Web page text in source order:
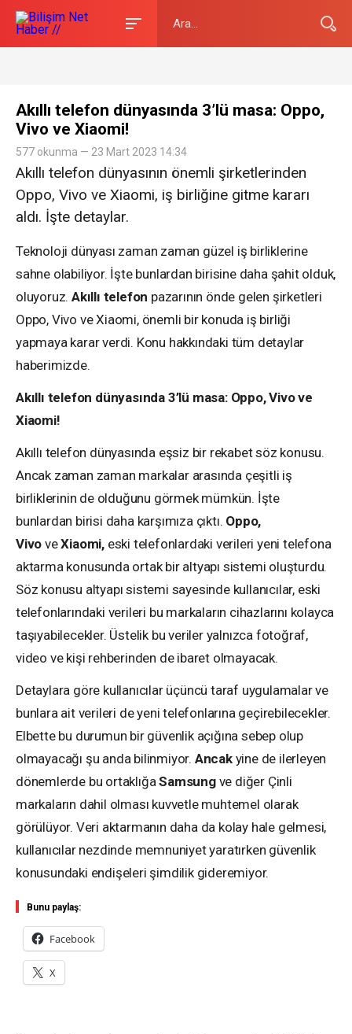
Akıllı telefon dünyasında 3’lü masa: Oppo,
Vivo ve Xiaomi!
577 okunma — 23 Mart 2023 14:34
Akıllı telefon dünyasının önemli şirketlerinden
Oppo, Vivo ve Xiaomi, iş birliğine gitme kararı
aldı. İşte detaylar.
Teknoloji dünyası zaman zaman güzel iş birliklerine
sahne olabiliyor. İşte bunlardan birisine daha şahit olduk,
oluyoruz. Akıllı telefon pazarının önde gelen şirketleri
Oppo, Vivo ve Xiaomi, önemli bir konuda iş birliği
yapmaya karar verdi. Konu hakkındaki tüm detaylar
haberimizde.
Akıllı telefon dünyasında 3’lü masa: Oppo, Vivo ve
Xiaomi!
Akıllı telefon dünyasında eşsiz bir rekabet söz konusu.
Ancak zaman zaman markalar arasında çeşitli iş
birliklerinin de olduğunu görmek mümkün. İşte
bunlardan birisi daha karşımıza çıktı. Oppo,
Vivo veXiaomi, eski telefonlardaki verileri yeni telefona
aktarma konusunda ortak bir altyapı sistemi oluşturdu.
Söz konusu altyapı sistemi sayesinde kullanıcılar, eski
telefonlarındaki verileri bu markaların cihazlarını kolayca
taşıyabilecekler. Üstelik bu veriler yalnızca fotoğraf,
video ve kişi rehberinden de ibaret olmayacak.
Detaylara göre kullanıcılar üçüncü taraf uygulamalar ve
bunlara ait verileri de yeni telefonlarına geçirebilecekler.
Elbette bu durumun bir güvenlik açığına sebep olup
olmayacağı şu anda bilinmiyor. Ancakyine de ilerleyen
dönemlerde bu ortaklığaSamsungve diğer Çinli
markaların dahil olması kuvvetle muhtemel olarak
görülüyor. Veri aktarmanın daha da kolay hale gelmesi,
kullanıcılar nezdinde memnuniyet yaratırken güvenlik
konusundaki endişeleri şimdilik gideremiyor.
Bunu paylaş:
Facebook
X